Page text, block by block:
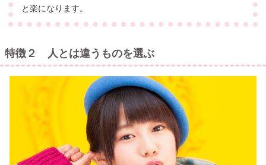
と楽になります。
特徴２ 人とは違うものを選ぶ